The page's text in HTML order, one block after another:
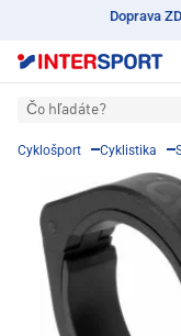
Doprava
Čo hľadáte?
Cyklošport Cyklistika